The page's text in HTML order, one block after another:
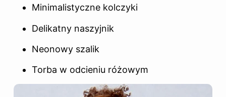
Minimalistyczne kolczyki
Delikatny naszyjnik
Neonowy szalik
Torba w odcieniu różowym